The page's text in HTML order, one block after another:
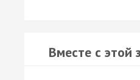
Вместе с этой